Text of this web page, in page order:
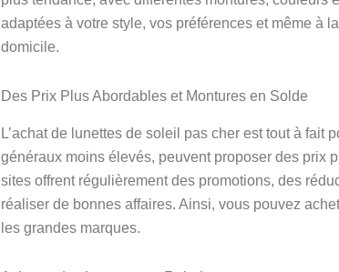
adaptées à votre style, vos préférences et même à
domicile.
Des Prix Plus Abordables et Montures en Solde
L’achat de lunettes de soleil pas cher est tout à
généraux moins élevés, peuvent proposer des prix
sites offrent régulièrement des promotions, des
réaliser de bonnes affaires. Ainsi, vous pouvez
les grandes marques.